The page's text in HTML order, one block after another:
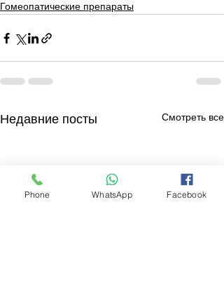
Гомеопатические препараты
Недавние посты Смотреть все
Phone WhatsApp Facebook